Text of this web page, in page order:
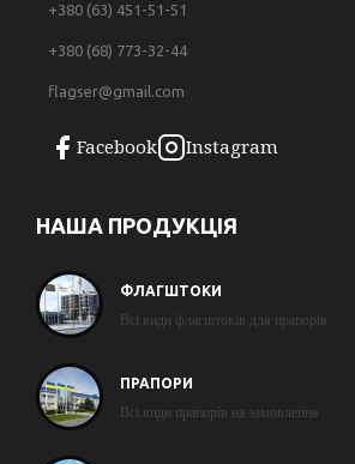
+380 (63) 451-51-51
+380 (68) 773-32-44
flagser@gmail.com
Facebook Instagram
НАША ПРОДУКЦІЯ
ФЛАГШТОКИ
Всі види флагштоків для прапорів
ПРАПОРИ
Всі види прапорів на замовлення